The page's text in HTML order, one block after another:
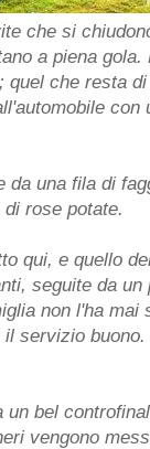
che si
a piena
che resta
con
da una fila di
rose potate.
qui, e quello
seguite da
non l'ha mai
servizio buono.
un bel
vengono